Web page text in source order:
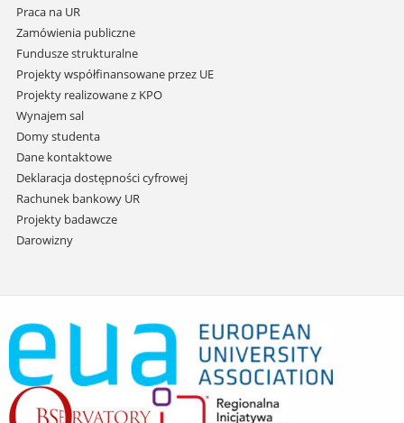
Praca na UR
Zamówienia publiczne
Fundusze strukturalne
Projekty współfinansowane przez UE
Projekty realizowane z KPO
Wynajem sal
Domy studenta
Dane kontaktowe
Deklaracja dostępności cyfrowej
Rachunek bankowy UR
Projekty badawcze
Darowizny